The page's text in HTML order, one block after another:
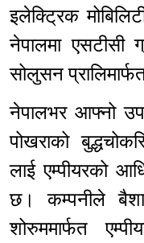
इलेक्ट्रिक
नेपालमा एसटीसी
सोलुसन
नेपालभर आफ्नो
पोखराको
लाई एम्पीयरको
छ। कम्पनीले
शोरुममार्फत